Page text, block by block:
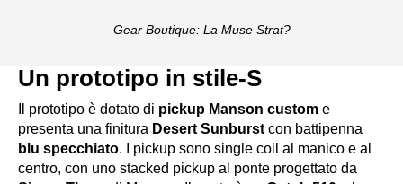
Gear Boutique: La Muse Strat?
Un prototipo in stile-S
Il prototipo è dotato di pickup Manson custom e
presenta una finitura Desert Sunburstcon battipenna
blu specchiato. I pickup sono single coil al manico e al
centro, con uno stacked pickup al ponte progettato da